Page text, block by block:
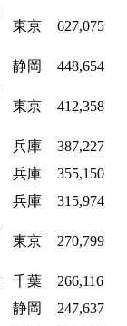
東京 627,075
静岡 448,654
東京 412,358
兵庫
387,227
兵庫
355,150
兵庫 315,974
東京 270,799
千葉
266,116
静岡
247,637